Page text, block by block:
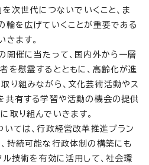
を次世代につないでいくこと、ま
輪を広げていくことが重要である
きます。
開催に当たって、国内外から一層
を慰霊するとともに、高齢化が進
り組みながら、文化芸術活動やス
共有する学習や活動の機会の提供
取り組んでいきます。
いては、行政経営改革推進プラン
持続可能な行政体制の構築にも
ル技術を有効に活用して、社会環